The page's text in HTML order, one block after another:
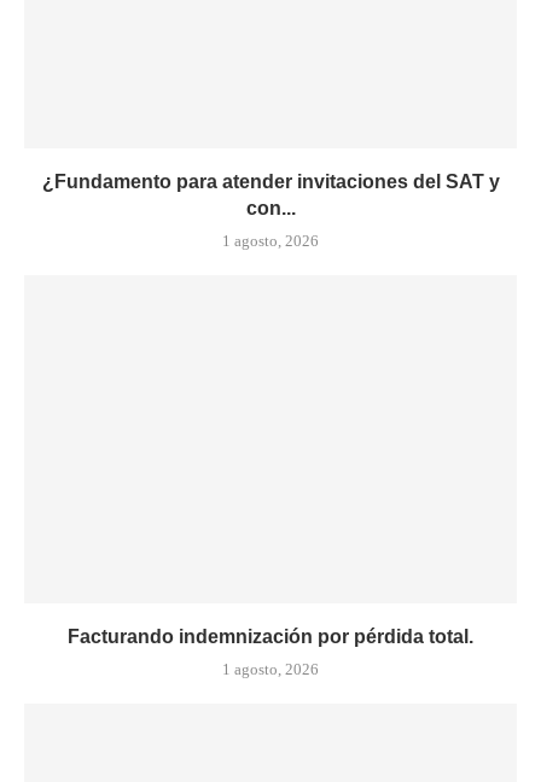
¿Fundamento para atender invitaciones del SAT y
con...
1 agosto, 2026
Facturando indemnización por pérdida total.
1 agosto, 2026